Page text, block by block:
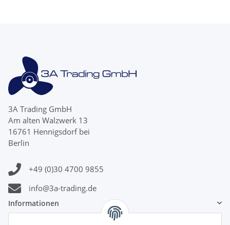
3A Trading GmbH
Am alten Walzwerk 13
16761 Hennigsdorf bei
Berlin
+49 (0)30 4700 9855
info@3a-trading.de
Informationen